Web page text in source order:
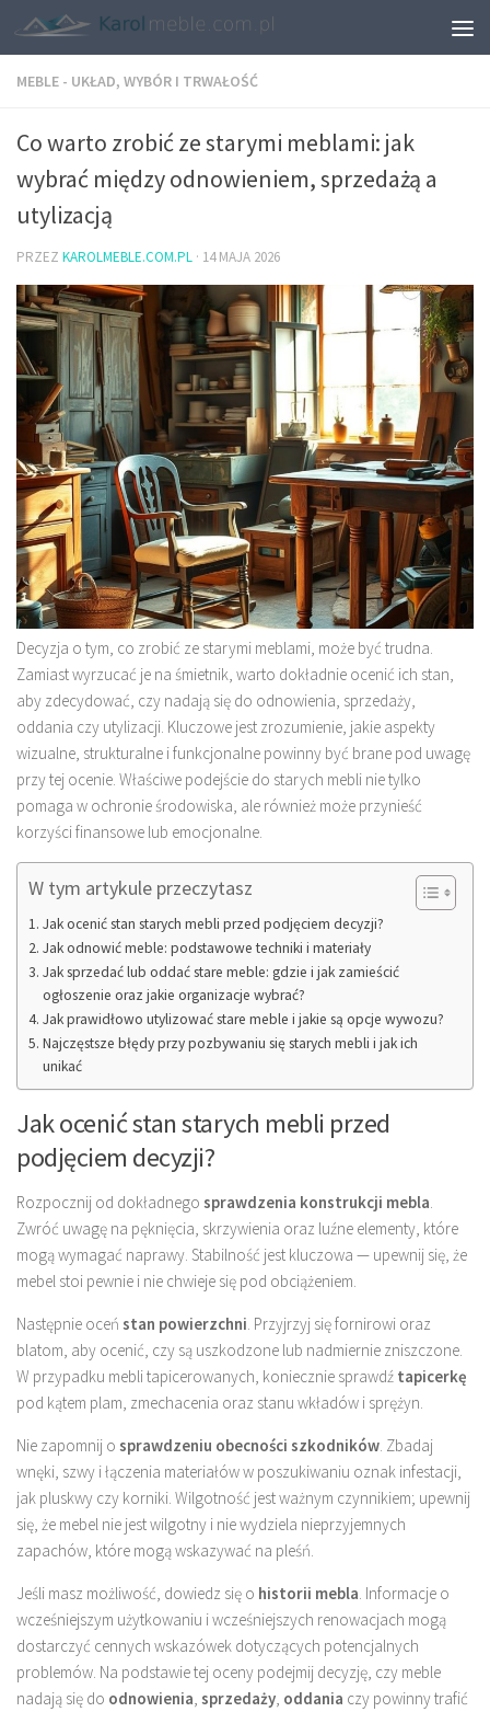
MEBLE - UKŁAD, WYBÓR I TRWAŁOŚĆ
Co warto zrobić ze starymi meblami: jak
wybrać między odnowieniem, sprzedażą a
utylizacją
PRZEZ KAROLMEBLE.COM.PL · 14 MAJA 2026
Decyzja o tym, co zrobić ze starymi meblami, może być trudna.
Zamiast wyrzucać je na śmietnik, warto dokładnie ocenić ich stan,
aby zdecydować, czy nadają się do odnowienia, sprzedaży,
oddania czy utylizacji. Kluczowe jest zrozumienie, jakie aspekty
wizualne, strukturalne i funkcjonalne powinny być brane pod uwagę
przy tej ocenie. Właściwe podejście do starych mebli nie tylko
pomaga w ochronie środowiska, ale również może przynieść
korzyści finansowe lub emocjonalne.
W tym artykule przeczytasz
Jak ocenić stan starych mebli przed podjęciem decyzji?
Jak odnowić meble: podstawowe techniki i materiały
Jak sprzedać lub oddać stare meble: gdzie i jak zamieścić
ogłoszenie oraz jakie organizacje wybrać?
Jak prawidłowo utylizować stare meble i jakie są opcje wywozu?
Najczęstsze błędy przy pozbywaniu się starych mebli i jak ich
unikać
Jak ocenić stan starych mebli przed
podjęciem decyzji?
Rozpocznij od dokładnego sprawdzenia konstrukcji mebla
Zwróć uwagę na pęknięcia, skrzywienia oraz luźne elementy, które
mogą wymagać naprawy. Stabilność jest kluczowa — upewnij się, że
mebel stoi pewnie i nie chwieje się pod obciążeniem.
Następnie oceń stan powierzchni . Przyjrzyj się fornirowi oraz
blatom, aby ocenić, czy są uszkodzone lub nadmiernie zniszczone.
W przypadku mebli tapicerowanych, koniecznie sprawdź tapicerkę
pod kątem plam, zmechacenia oraz stanu wkładów i sprężyn.
Nie zapomnij o sprawdzeniu obecności szkodników . Zbadaj
wnęki, szwy i łączenia materiałów w poszukiwaniu oznak infestacji,
jak pluskwy czy korniki. Wilgotność jest ważnym czynnikiem; upewnij
się, że mebel nie jest wilgotny i nie wydziela nieprzyjemnych
zapachów, które mogą wskazywać na pleśń.
Jeśli masz możliwość, dowiedz się o historii mebla . Informacje o
wcześniejszym użytkowaniu i wcześniejszych renowacjach mogą
dostarczyć cennych wskazówek dotyczących potencjalnych
problemów. Na podstawie tej oceny podejmij decyzję, czy meble
nadają się do odnowienia sprzedaży oddania czy powinny trafić